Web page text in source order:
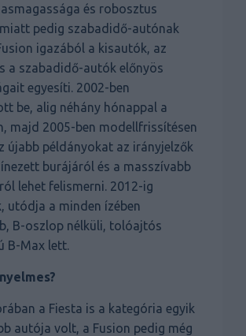
és robosztus
pedig szabadidő-autónak
igazából a kisautók, az
a szabadidő-autók előnyös
egyesíti. 2002-ben
be, alig néhány hónappal a
majd 2005-ben modellfrissítésen
újabb példányokat az irányjelzők
burájáról és a masszívabb
lehet felismerni. 2012-ig
utódja a minden ízében
B-oszlop nélküli, tolóajtós
B-Max lett.
a Fiesta is a kategória egyik
autója volt, a Fusion pedig még